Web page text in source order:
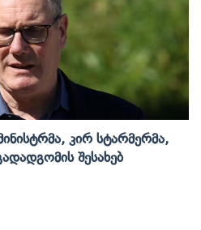
Კირ Სტარმერმა,
Შესახებ